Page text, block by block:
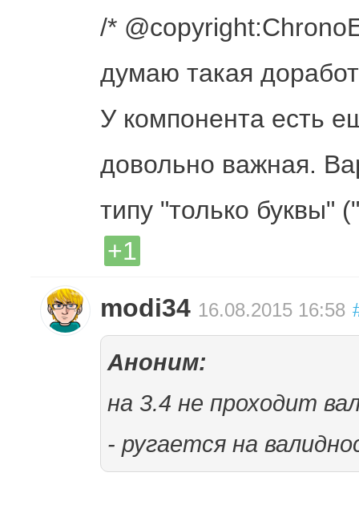
/*
думаю такая
У компонента есть
довольно важная.
типу "только буквы"
+1
modi34 16.08.2015 16:58
Аноним:
на 3.4 не проходит
- ругается на